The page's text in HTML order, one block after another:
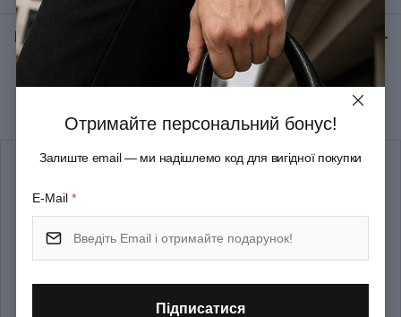
Довжина (см)
Група
Тип випуску товару
Відгуки: ★ 0 (0)
Отримайте персональний бонус!
Залиште email — ми надішлемо код для вигідної покупки
E-Mail *
Підписатися